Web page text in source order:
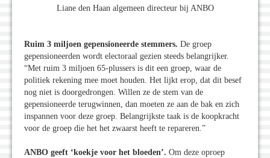
Liane den Haan algemeen directeur bij ANBO
Ruim 3 miljoen gepensioneerde stemmers. De groep
gepensioneerden wordt electoraal gezien steeds belangrijker.
“Met ruim 3 miljoen 65-plussers is dit een groep, waar de
politiek rekening mee moet houden. Het lijkt erop, dat dit besef
nog niet is doorgedrongen. Willen ze de stem van de
gepensioneerde terugwinnen, dan moeten ze aan de bak en zich
inspannen voor deze groep. Belangrijkste taak is de koopkracht
voor de groep die het het zwaarst heeft te repareren.”
ANBO geeft ‘koekje voor het bloeden’. Om deze oproep